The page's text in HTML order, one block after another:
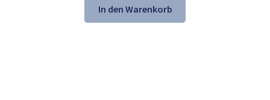
war:
157,54 €
ist:
106,98 €.
In den Warenkorb